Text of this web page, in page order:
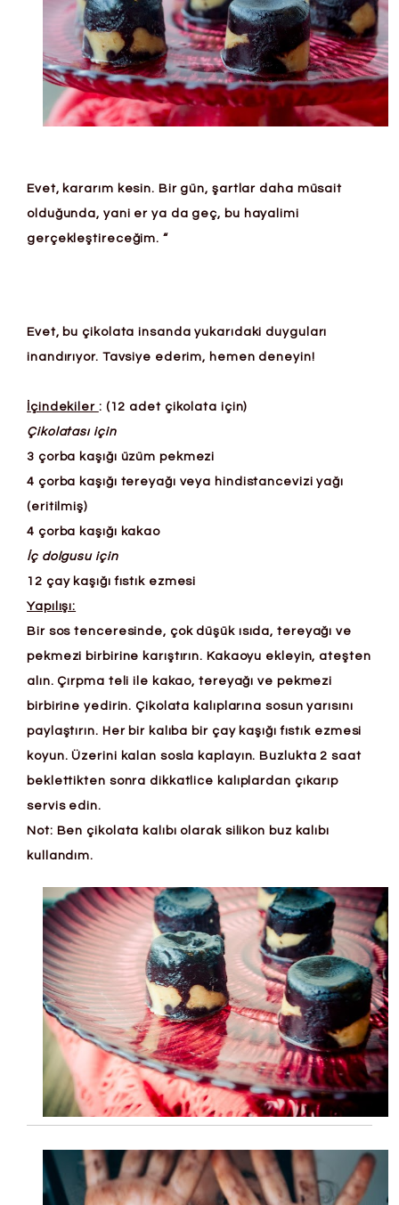
Evet, kararım kesin. Bir gün, şartlar daha müsait
olduğunda, yani er ya da geç, bu hayalimi
gerçekleştireceğim. “
Evet, bu çikolata insanda yukarıdaki duyguları
inandırıyor. Tavsiye ederim, hemen deneyin!
İçindekiler : (12 adet çikolata için)
Çikolatası için
3 çorba kaşığı üzüm pekmezi
4 çorba kaşığı tereyağı veya hindistancevizi yağı
(eritilmiş)
4 çorba kaşığı kakao
İç dolgusu için
12 çay kaşığı fıstık ezmesi
Yapılışı:
Bir sos tenceresinde, çok düşük ısıda, tereyağı ve
pekmezi birbirine karıştırın. Kakaoyu ekleyin, ateşten
alın. Çırpma teli ile kakao, tereyağı ve pekmezi
birbirine yedirin. Çikolata kalıplarına sosun yarısını
paylaştırın. Her bir kalıba bir çay kaşığı fıstık ezmesi
koyun. Üzerini kalan sosla kaplayın. Buzlukta 2 saat
beklettikten sonra dikkatlice kalıplardan çıkarıp
servis edin.
Not: Ben çikolata kalıbı olarak silikon buz kalıbı
kullandım.